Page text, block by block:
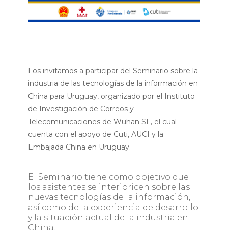
Los invitamos a participar del Seminario sobre la
industria de las tecnologías de la información en
China para Uruguay, organizado por el Instituto
de Investigación de Correos y
Telecomunicaciones de Wuhan SL, el cual
cuenta con el apoyo de Cuti, AUCI y la
Embajada China en Uruguay.
El Seminario tiene como objetivo que
los asistentes se interioricen sobre las
nuevas tecnologías de la información,
así como de la experiencia de desarrollo
y la situación actual de la industria en
China.